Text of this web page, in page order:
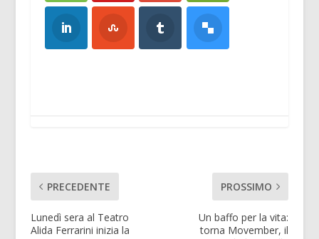
PRECEDENTE
Lunedì sera al Teatro
Alida Ferrarini inizia la
PROSSIMO
Un baffo per la vita:
torna Movember, il